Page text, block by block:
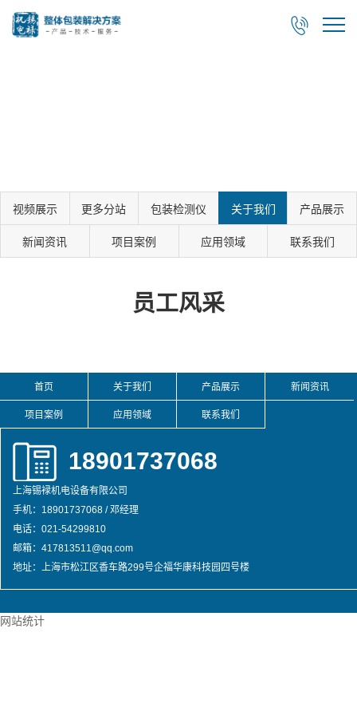

视频展示 更多分站 包装检测仪 关于我们 产品展示
新闻资讯 项目案例 应用领域 联系我们
员工风采
首页 关于我们 产品展示 新闻资讯
项目案例 应用领域 联系我们
18901737068
上海锡䘵机电设备有限公司
手机：18901737068 / 邓经理
电话：021-54299810
邮箱：417813511@qq.com
地址：上海市松江区香车路299号企福华康科技园四号楼
网站统计